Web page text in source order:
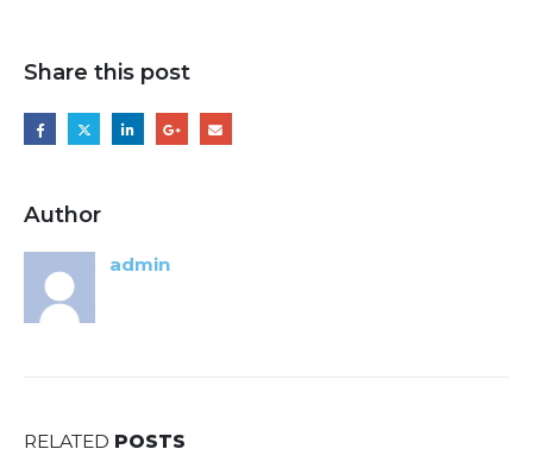
Share this post
Author
admin
RELATED POSTS